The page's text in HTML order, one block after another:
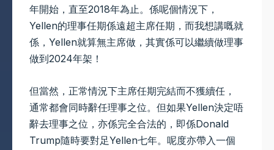
年開始，直至2018年為止。係呢個情況下，
Yellen的理事任期係遠超主席任期，而我想講嘅就
係，Yellen就算無主席做，其實係可以繼續做理事
做到2024年架！
但當然，正常情況下主席任期完結而不獲續任，
通常都會同時辭任理事之位。但如果Yellen決定唔
辭去理事之位，亦係完全合法的，即係Donald
Trump隨時要對足Yellen七年。呢度亦帶入一個